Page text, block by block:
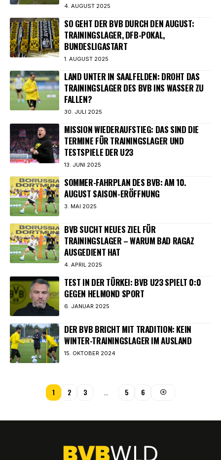
4. AUGUST 2025
SO GEHT DER BVB DURCH DEN AUGUST:
TRAININGSLAGER, DFB-POKAL,
BUNDESLIGASTART
1. AUGUST 2025
LAND UNTER IN SAALFELDEN: DROHT DAS
TRAININGSLAGER DES BVB INS WASSER ZU
FALLEN?
30. JULI 2025
MISSION WIEDERAUFSTIEG: DAS SIND DIE
TERMINE FÜR TRAININGSLAGER UND
TESTSPIELE DER U23
13. JUNI 2025
SOMMER-FAHRPLAN DES BVB: AM 10.
AUGUST SAISON-ERÖFFNUNG
3. MAI 2025
BVB SUCHT NEUES ZIEL FÜR
TRAININGSLAGER – WARUM BAD RAGAZ
AUSGEDIENT HAT
4. APRIL 2025
TEST IN DER TÜRKEI: BVB U23 SPIELT 0:0
GEGEN HELMOND SPORT
6. JANUAR 2025
DER BVB BRICHT MIT TRADITION: KEIN
WINTER-TRAININGSLAGER IM AUSLAND
15. OKTOBER 2024
1 2 3 … 5 6